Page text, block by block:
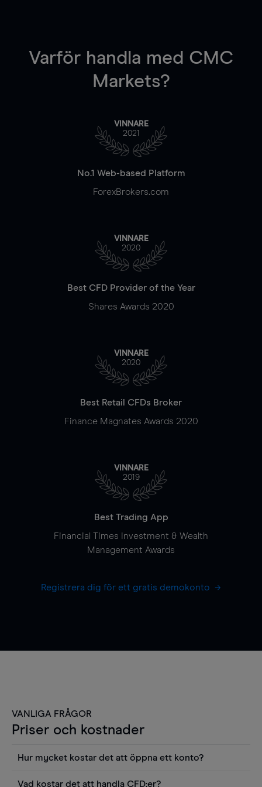
Varför handla med CMC
Markets?
VINNARE
2021
No.1 Web-based Platform
ForexBrokers.com
VINNARE
2020
Best CFD Provider of the Year
Shares Awards 2020
VINNARE
2020
Best Retail CFDs Broker
Finance Magnates Awards 2020
VINNARE
2019
Best Trading App
Financial Times Investment & Wealth
Management Awards
Registrera dig för ett gratis demokonto
VANLIGA FRÅGOR
Priser och kostnader
Hur mycket kostar det att öppna ett konto?
Vad kostar det att handla CFD:er?